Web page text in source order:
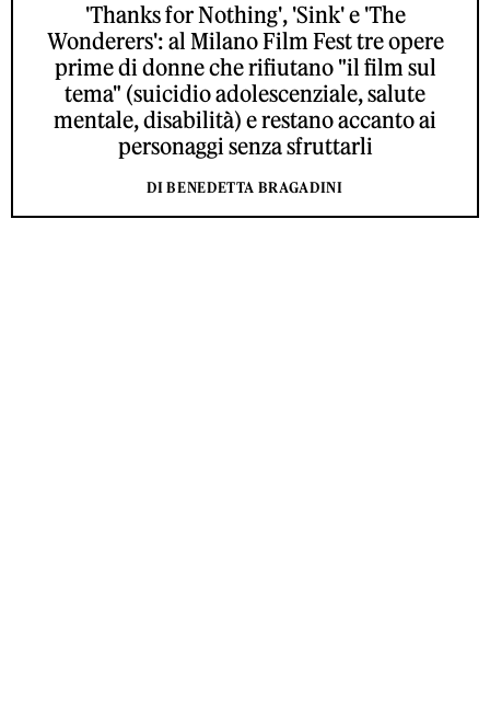
'Thanks for Nothing', 'Sink' e 'The
Wonderers': al Milano Film Fest tre opere
prime di donne che rifiutano "il film sul
tema" (suicidio adolescenziale, salute
mentale, disabilità) e restano accanto ai
personaggi senza sfruttarli
DI BENEDETTA BRAGADINI